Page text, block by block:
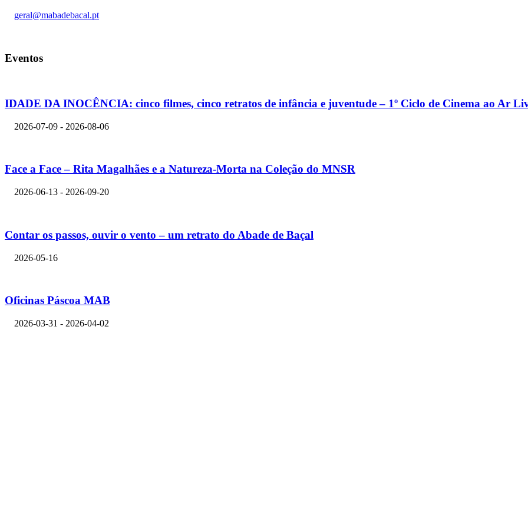
geral@mabadebacal.pt
Eventos
IDADE DA INOCÊNCIA: cinco filmes, cinco retratos de infância e juventude – 1º Ciclo de Cinema ao Ar
2026-07-09 - 2026-08-06
Face a Face – Rita Magalhães e a Natureza-Morta na Coleção do MNSR
2026-06-13 - 2026-09-20
Contar os passos, ouvir o vento – um retrato do Abade de Baçal
2026-05-16
Oficinas Páscoa MAB
2026-03-31 - 2026-04-02